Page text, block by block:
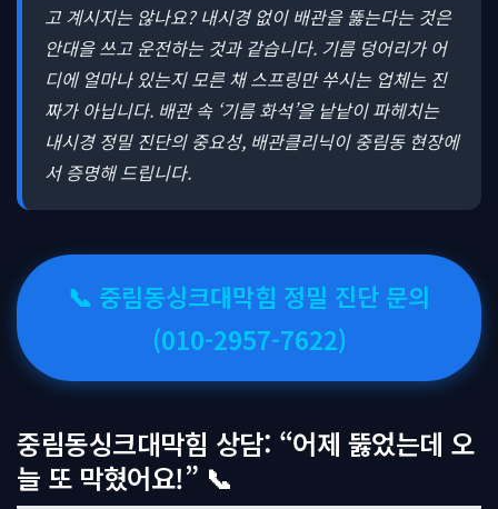
고 계시지는 않나요?내시경 없이 배관을 뚫는다는 것은
안대을 쓰고 운전하는 것과 같습니다. 기름 덩어리가 어
디에 얼마나 있는지 모른 채 스프링만 쑤시는 업체는 진
짜가 아닙니다. 배관 속 ‘기름 화석’을 낱낱이 파헤치는
내시경 정밀 진단의 중요성, 배관클리닉이 중림동 현장에
서 증명해 드립니다.
📞 중림동싱크대막힘 정밀 진단 문의
(010-2957-7622)
중림동싱크대막힘 상담: “어제 뚫었는데 오
늘 또 막혔어요!” 📞